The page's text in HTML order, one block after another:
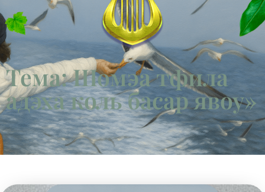
Тема: Шомэа тфила
адэха коль басар явоу»